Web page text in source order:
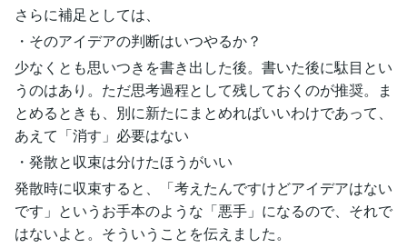
さらに補足としては、
・そのアイデアの判断はいつやるか？
少なくとも思いつきを書き出した後。書いた後に駄目とい
うのはあり。ただ思考過程として残しておくのが推奨。ま
とめるときも、別に新たにまとめればいいわけであって、
あえて「消す」必要はない
・発散と収束は分けたほうがいい
発散時に収束すると、「考えたんですけどアイデアはない
です」というお手本のような「悪手」になるので、それで
はないよと。そういうことを伝えました。